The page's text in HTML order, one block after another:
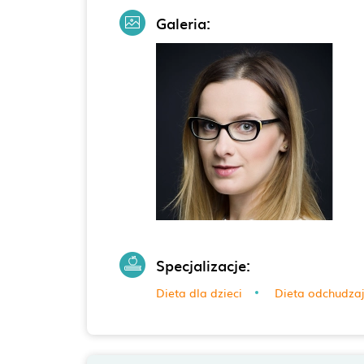
Galeria:
Specjalizacje:
Dieta dla dzieci Dieta